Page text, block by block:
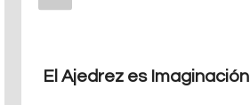
El Ajedrez es Imaginación